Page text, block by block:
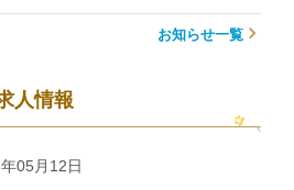
お知らせ一覧
人情報
05月12日